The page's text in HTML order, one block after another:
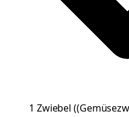
1 Zwiebel (